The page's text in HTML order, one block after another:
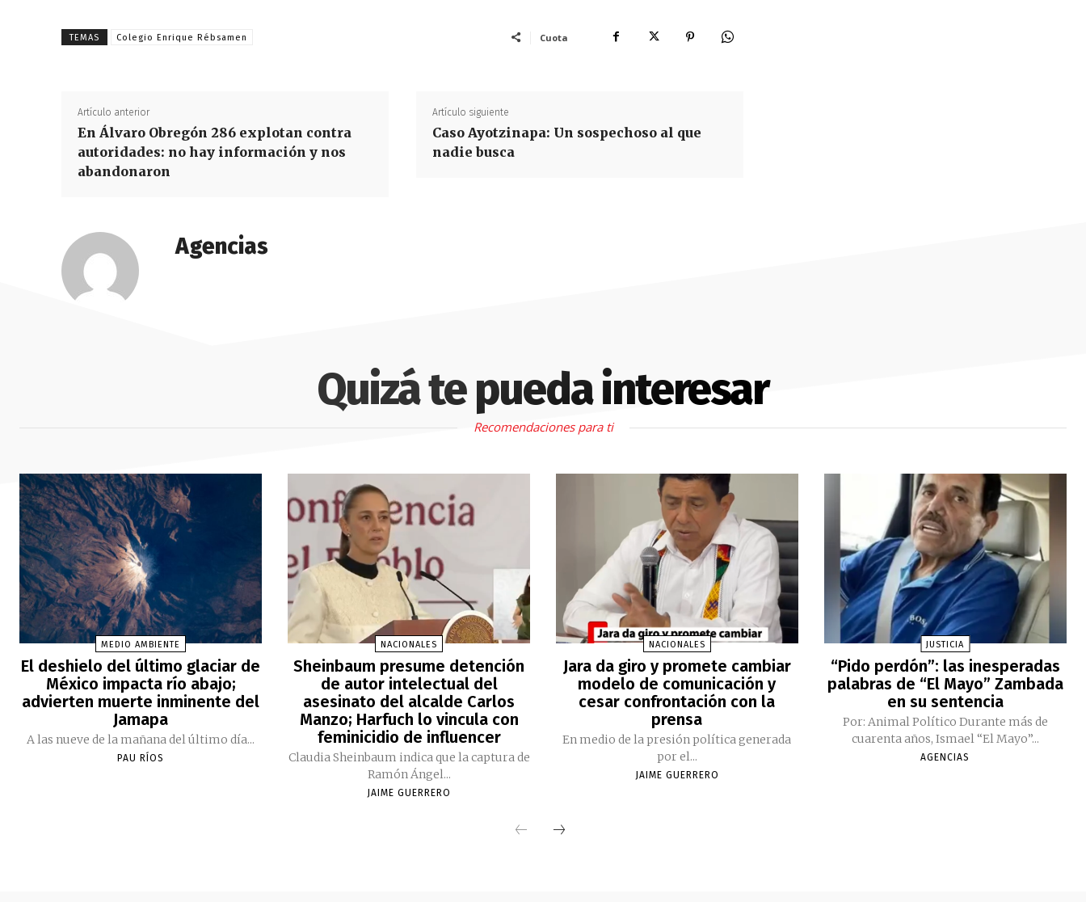
TEMAS Colegio Enrique Rébsamen Cuota
Artículo anterior
En Álvaro Obregón 286 explotan contra
autoridades: no hay información y nos
abandonaron
Artículo siguiente
Caso Ayotzinapa: Un sospechoso al que
nadie busca
Agencias
Quizá te pueda interesar
Recomendaciones para ti
MEDIO AMBIENTE
El deshielo del último glaciar de
México impacta río abajo;
advierten muerte inminente del
Jamapa
A las nueve de la mañana del último día...
PAU RÍOS
NACIONALES
Sheinbaum presume detención
de autor intelectual del
asesinato del alcalde Carlos
Manzo; Harfuch lo vincula con
feminicidio de influencer
Claudia Sheinbaum indica que la captura de
Ramón Ángel...
JAIME GUERRERO
NACIONALES
Jara da giro y promete cambiar
modelo de comunicación y
cesar confrontación con la
prensa
En medio de la presión política generada
por el...
JAIME GUERRERO
JUSTICIA
“Pido perdón”: las inesperadas
palabras de “El Mayo” Zambada
en su sentencia
Por: Animal Político Durante más de
cuarenta años, Ismael “El Mayo”...
AGENCIAS